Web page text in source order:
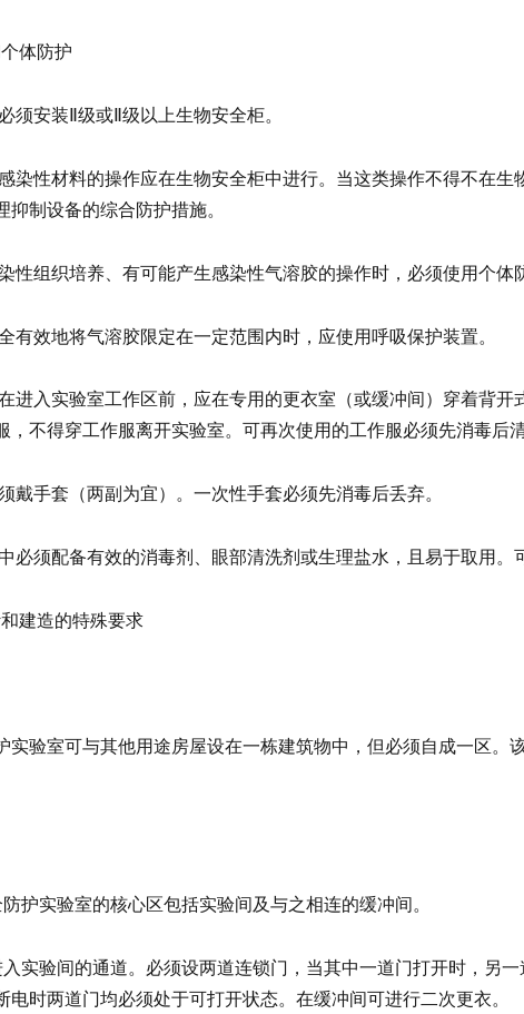
体防护
须安装Ⅱ级或Ⅱ级以上生物安全柜。
染性材料的操作应在生物安全柜中进行。当这类操作不得不在生
抑制设备的综合防护措施。
性组织培养、有可能产生感染性气溶胶的操作时，必须使用个体
有效地将气溶胶限定在一定范围内时，应使用呼吸保护装置。
进入实验室工作区前，应在专用的更衣室（或缓冲间）穿着背开
，不得穿工作服离开实验室。可再次使用的工作服必须先消毒后清
戴手套（两副为宜）。一次性手套必须先消毒后丢弃。
必须配备有效的消毒剂、眼部清洗剂或生理盐水，且易于取用。
建造的特殊要求
实验室可与其他用途房屋设在一栋建筑物中，但必须自成一区。
护实验室的核心区包括实验间及与之相连的缓冲间。
实验间的通道。必须设两道连锁门，当其中一道门打开时，另
电时两道门均必须处于可打开状态。在缓冲间可进行二次更衣。